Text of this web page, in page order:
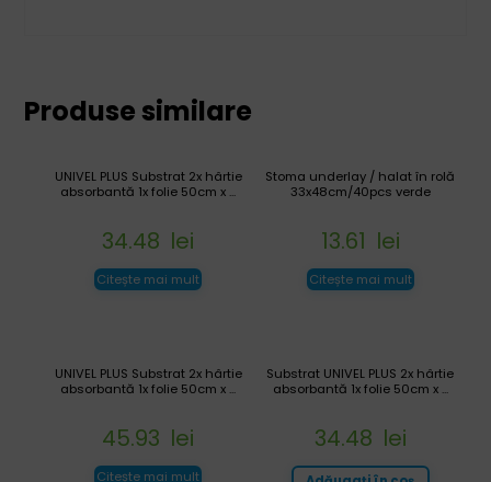
Produse similare
Stoma underlay / halat în rolă
33x48cm/40pcs verde
13.61 lei
Citește mai mult
UNIVEL PLUS Substrat 2x hârtie
absorbantă 1x folie 50cm x ...
34.48 lei
Citește mai mult
Substrat UNIVEL PLUS 2x hârtie
absorbantă 1x folie 50cm x ...
34.48 lei
UNIVEL PLUS Substrat 2x hârtie
absorbantă 1x folie 50cm x ...
45.93 lei
Citește mai mult